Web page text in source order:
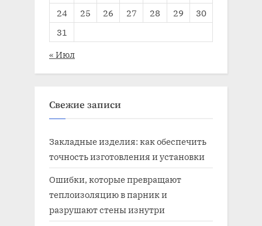
24
25 26 27 28 29
30
31
« Июл
Свежие записи
Закладные изделия: как обеспечить
точность изготовления и установки
Ошибки, которые превращают
теплоизоляцию в парник и
разрушают стены изнутри